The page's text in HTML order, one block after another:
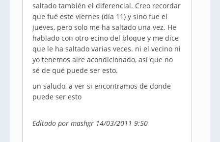
saltado también el diferencial. Creo recordar
que fué este viernes (día 11) y sino fue el
jueves, pero solo me ha saltado una vez. He
hablado con otro ecino del bloque y me dice
que le ha saltado varias veces. ni el vecino ni
yo tenemos aire acondicionado, así que no
sé de qué puede ser esto.
un saludo, a ver si encontramos de donde
puede ser esto
Editado por mashgr 14/03/2011 9:50